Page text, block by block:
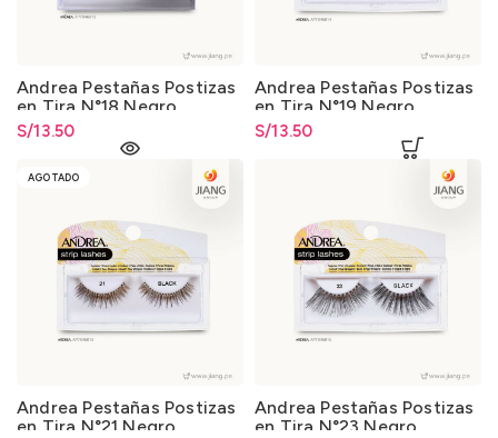
Andrea Pestañas Postizas
en Tira N°18 Negro
S/13.50
Andrea Pestañas Postizas
en Tira N°19 Negro
S/13.50
AGOTADO
Andrea Pestañas Postizas
en Tira N°21 Negro
Andrea Pestañas Postizas
en Tira N°23 Negro